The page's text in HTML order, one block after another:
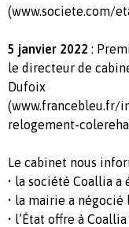
(www.societe.com/
5 janvier 2022 :
le directeur de
Dufoix
(www.francebleu.fr/
relogement-
Le cabinet nous
• la société Coallia
• la mairie a
• l’État offre à